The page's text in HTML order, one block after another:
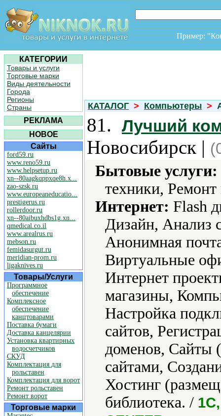
Пример:
КАТЕГОРИИ
Товары и услуги
Торговые марки
Виды деятельности
Города
Регионы
Страны
РЕКЛАМА
НОВОЕ
Сайты
ford59.ru
www.reno59.ru
www.helpsetup.ru
xn--80aagkqppxqe8h.x...
zao-szsk.ru
www.europeaneducatio...
prestigerus.ru
rollerdoor.ru
xn--80aibuxhdbs1g.xn...
qmedical.co.il
www.arealrus.ru
mebson.ru
femidasurgut.ru
meridian-prom.ru
ligaknives.ru
Товары/Услуги
Программное
обеспечение
Комплексное
обеспечение
канцтоварами
Поставка бумаги
Доставка канцелярии
Установка квартирных
водосчетчиков
СКУД
Комплектация для
рольставен
Комплектация для ворот
Ремонт рольставен
Ремонт ворот
Торговые марки
КАТАЛОГ > Компьютеры >
81. Лучший
Новосибирск |
Бытовые услуги:
техники,
Интернет: Flash
Дизайн, Анализ
Анонимная
Виртуальные
Интернет
магазины,
Настройка
сайтов,
доменов, Сайты
сайтами,
Хостинг
библиотека. /